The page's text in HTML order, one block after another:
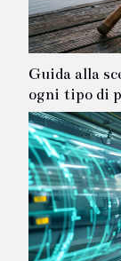
Guida alla
ogni tipo di